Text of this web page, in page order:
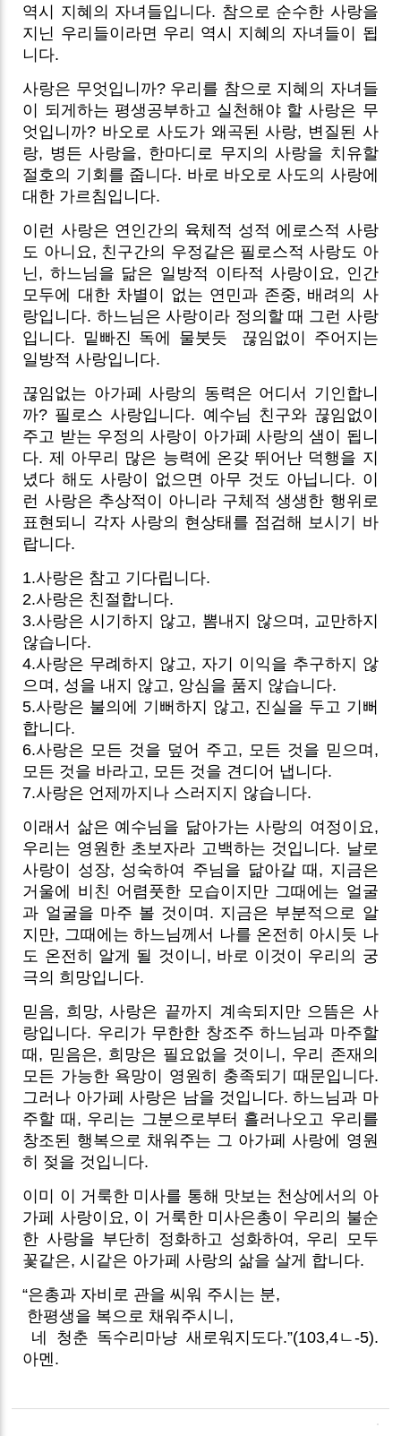
역시 지혜의 자녀들입니다. 참으로 순수한 사랑을
지닌 우리들이라면 우리 역시 지혜의 자녀들이 됩
니다.
사랑은 무엇입니까? 우리를 참으로 지혜의 자녀들
이 되게하는 평생공부하고 실천해야 할 사랑은 무
엇입니까? 바오로 사도가 왜곡된 사랑, 변질된 사
랑, 병든 사랑을, 한마디로 무지의 사랑을 치유할
절호의 기회를 줍니다. 바로 바오로 사도의 사랑에
대한 가르침입니다.
이런 사랑은 연인간의 육체적 성적 에로스적 사랑
도 아니요, 친구간의 우정같은 필로스적 사랑도 아
닌, 하느님을 닮은 일방적 이타적 사랑이요, 인간
모두에 대한 차별이 없는 연민과 존중, 배려의 사
랑입니다. 하느님은 사랑이라 정의할 때 그런 사랑
입니다. 밑빠진 독에 물붓듯
끊임없이 주어지는
일방적 사랑입니다.
끊임없는 아가페 사랑의 동력은 어디서 기인합니
까? 필로스 사랑입니다. 예수님 친구와 끊임없이
주고 받는 우정의 사랑이 아가페 사랑의 샘이 됩니
다. 제 아무리 많은 능력에 온갖 뛰어난 덕행을 지
녔다 해도 사랑이 없으면 아무 것도 아닙니다. 이
런 사랑은 추상적이 아니라 구체적 생생한 행위로
표현되니 각자 사랑의 현상태를 점검해 보시기 바
랍니다.
1.사랑은 참고 기다립니다.
2.사랑은 친절합니다.
3.사랑은 시기하지 않고, 뽐내지 않으며, 교만하지
않습니다.
4.사랑은 무례하지 않고, 자기 이익을 추구하지 않
으며, 성을 내지 않고, 앙심을 품지 않습니다.
5.사랑은 불의에 기뻐하지 않고, 진실을 두고 기뻐
합니다.
6.사랑은 모든 것을 덮어 주고, 모든 것을 믿으며,
모든 것을 바라고, 모든 것을 견디어 냅니다.
7.사랑은 언제까지나 스러지지 않습니다.
이래서 삶은 예수님을 닮아가는 사랑의 여정이요,
우리는 영원한 초보자라 고백하는 것입니다. 날로
사랑이 성장, 성숙하여 주님을 닮아갈 때, 지금은
거울에 비친 어렴풋한 모습이지만 그때에는 얼굴
과 얼굴을 마주 볼 것이며. 지금은 부분적으로 알
지만, 그때에는 하느님께서 나를 온전히 아시듯 나
도 온전히 알게 될 것이니, 바로 이것이 우리의 궁
극의 희망입니다.
믿음, 희망, 사랑은 끝까지 계속되지만 으뜸은 사
랑입니다. 우리가 무한한 창조주 하느님과 마주할
때, 믿음은, 희망은 필요없을 것이니, 우리 존재의
모든 가능한 욕망이 영원히 충족되기 때문입니다.
그러나 아가페 사랑은 남을 것입니다. 하느님과 마
주할 때, 우리는 그분으로부터 흘러나오고 우리를
창조된 행복으로 채워주는 그 아가페 사랑에 영원
히 젖을 것입니다.
이미 이 거룩한 미사를 통해 맛보는 천상에서의 아
가페 사랑이요, 이 거룩한 미사은총이 우리의 불순
한 사랑을 부단히 정화하고 성화하여, 우리 모두
꽃같은, 시같은 아가페 사랑의 삶을 살게 합니다.
“은총과 자비로 관을 씨워 주시는 분,
한평생을 복으로 채워주시니,
네 청춘 독수리마냥 새로워지도다.”(103,4ㄴ-5).
아멘.